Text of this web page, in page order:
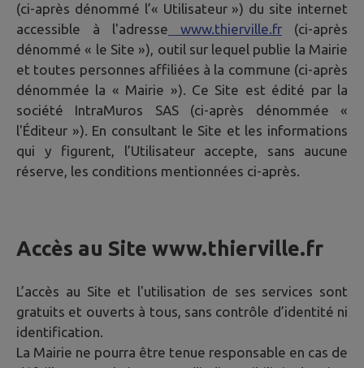
(ci-après dénommé l’« Utilisateur ») du site internet
accessible à l'adresse
www.thierville.fr
(ci-après
dénommé « le Site »), outil sur lequel publie la Mairie
et toutes personnes affiliées à la commune (ci-après
dénommée la « Mairie »). Ce Site est édité par la
société IntraMuros SAS (ci-après dénommée «
l'Éditeur »). En consultant le Site et les informations
qui y figurent, l’Utilisateur accepte, sans aucune
réserve, les conditions mentionnées ci-après.
Accès au Site www.thierville.fr
L’accès au Site et l'utilisation de ses services sont
gratuits et ouverts à tous, sans contrôle d’identité ni
identification.
La Mairie ne pourra être tenue responsable en cas de